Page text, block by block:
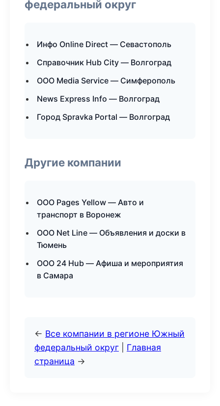
федеральный округ
Инфо Online Direct — Севастополь
Справочник Hub City — Волгоград
ООО Media Service — Симферополь
News Express Info — Волгоград
Город Spravka Portal — Волгоград
Другие компании
ООО Pages Yellow — Авто и
транспорт в Воронеж
ООО Net Line — Объявления и доски в
Тюмень
ООО 24 Hub — Афиша и мероприятия
в Самара
← Все компании в регионе Южный
федеральный округ
Главная
страница →